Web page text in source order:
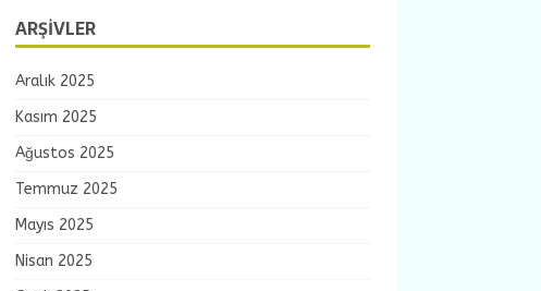
ARŞIVLER
Aralık 2025
Kasım 2025
Ağustos 2025
Temmuz 2025
Mayıs 2025
Nisan 2025